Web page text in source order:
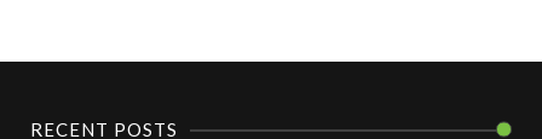
RECENT POSTS